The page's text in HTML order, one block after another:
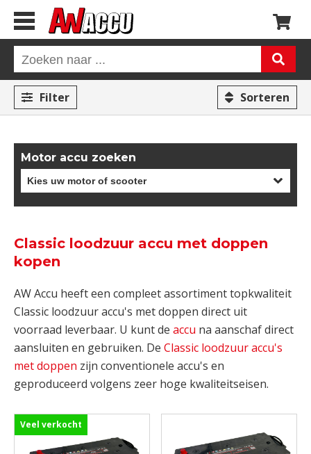
Filter Sorteren
Motor accu zoeken
Classic loodzuur accu met doppen
kopen
AW Accu heeft een compleet assortiment topkwaliteit
Classic loodzuur accu's met doppen direct uit
voorraad leverbaar. U kunt de accu na aanschaf direct
aansluiten en gebruiken. De Classic loodzuur accu's
met doppen zijn conventionele accu's en
geproduceerd volgens zeer hoge kwaliteitseisen.
Veel verkocht